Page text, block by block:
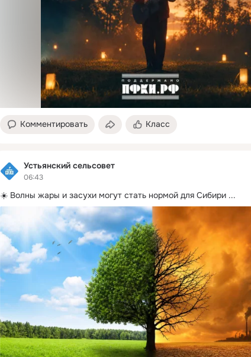
Комментировать Класс
Устьянский сельсовет
06:43
☀️ Волны жары и засухи могут стать нормой для Сибири ...